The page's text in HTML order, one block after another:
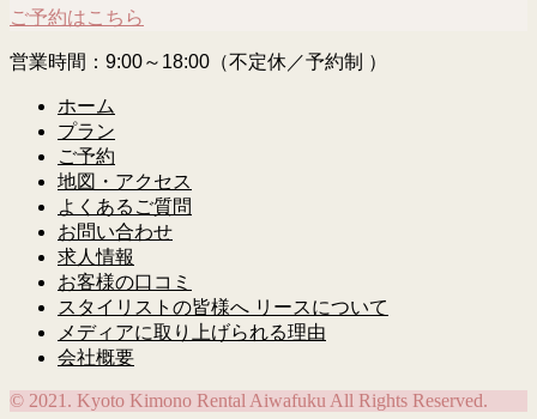
ご予約はこちら
営業時間：9:00～18:00（不定休／予約制 ）
ホーム
プラン
ご予約
地図・アクセス
よくあるご質問
お問い合わせ
求人情報
お客様の口コミ
スタイリストの皆様へ リースについて
メディアに取り上げられる理由
会社概要
© 2021. Kyoto Kimono Rental Aiwafuku All Rights Reserved.